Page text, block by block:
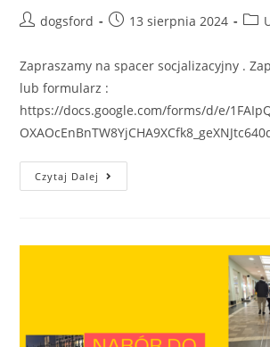
Postdogsford
Post13 sierpnia 2024
Post
Zapraszamy na spacer socjalizacyjny .
lub formularz :
https://docs.google.com/forms/d/e/
Czytaj Dalej 17.08.2024r.
Spacer